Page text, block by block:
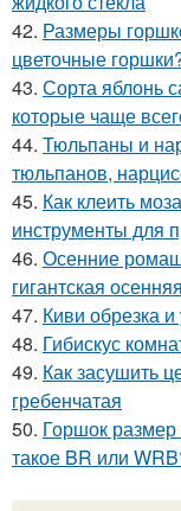
42. Размеры
цветочные
43. Сорта яблонь
которые чаще
44. Тюльпаны и
тюльпанов,
45. Как клеить
инструменты для
46. Осенние
гигантская
47. Киви обрезка и
48. Гибискус
49. Как засушить
гребенчатая
50. Горшок размер
такое BR или